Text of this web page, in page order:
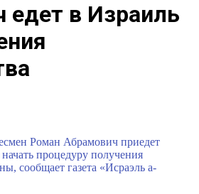
едет в Израиль
Роман Абрамович приедет
процедуру получения
сообщает газета «Исраэль а-